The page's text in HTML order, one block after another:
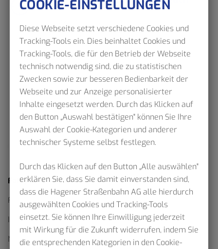
des Schülerverkehres abgestimmt. Daher kann
es hier zu kurzfristigen Änderungen kommen.
Fahrplan
Fahrplanauskunft
Interaktiver Netzplan
Netzpläne als Download
COOKIE-EINSTELLUNGEN
Diese Webseite setzt verschiedene Cookies und
Tracking-Tools ein. Dies beinhaltet Cookies und
Tracking-Tools, die für den Betrieb der Webseite
technisch notwendig sind, die zu statistischen
Zwecken sowie zur besseren Bedienbarkeit der
Webseite und zur Anzeige personalisierter
Inhalte eingesetzt werden. Durch das Klicken auf
den Button „Auswahl bestätigen" können Sie Ihre
Auswahl der Cookie-Kategorien und anderer
technischer Systeme selbst festlegen.
Durch das Klicken auf den Button „Alle auswählen"
erklären Sie, dass Sie damit einverstanden sind,
dass die Hagener Straßenbahn AG alle hierdurch
ausgewählten Cookies und Tracking-Tools
einsetzt. Sie können Ihre Einwilligung jederzeit
mit Wirkung für die Zukunft widerrufen, indem Sie
die entsprechenden Kategorien in den Cookie-